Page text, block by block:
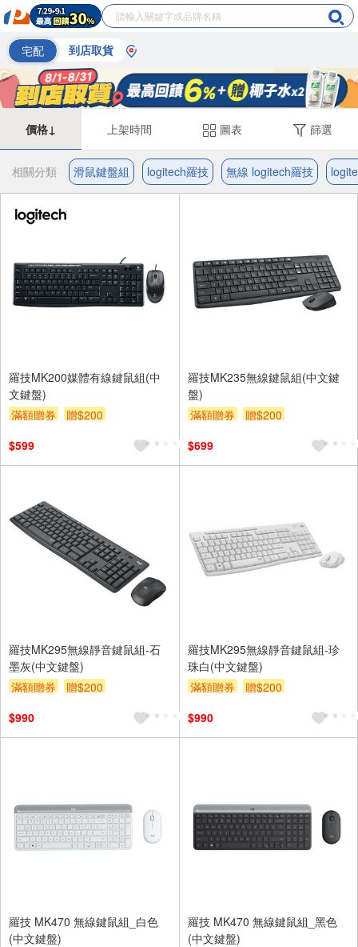
宅配 到店取貨
價格↓ 上架時間 圖表 篩選
相關分類 滑鼠鍵盤組 logitech羅技 無線 logitech羅技
羅技MK200媒體有線鍵鼠組(中
文鍵盤)
滿額贈券
贈$200
$599
羅技MK235無線鍵鼠組(中文鍵
盤)
滿額贈券
贈$200
$699
羅技MK295無線靜音鍵鼠組-石
墨灰(中文鍵盤)
滿額贈券
贈$200
$990
羅技MK295無線靜音鍵鼠組-珍
珠白(中文鍵盤)
滿額贈券
贈$200
$990
羅技 MK470 無線鍵鼠組_白色
(中文鍵盤)
羅技 MK470 無線鍵鼠組_黑色
(中文鍵盤)